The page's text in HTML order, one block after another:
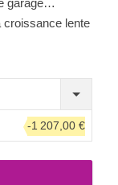
assure la
moins
fier de
apporte de
croissance lente
-1 207,00 €